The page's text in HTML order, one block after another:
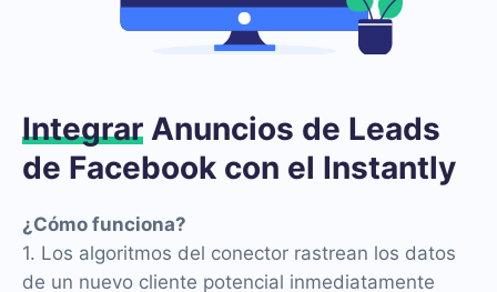
Integrar Anuncios de Leads
de Facebook con el Instantly
¿Cómo funciona?
1. Los algoritmos del conector rastrean los datos
de un nuevo cliente potencial inmediatamente